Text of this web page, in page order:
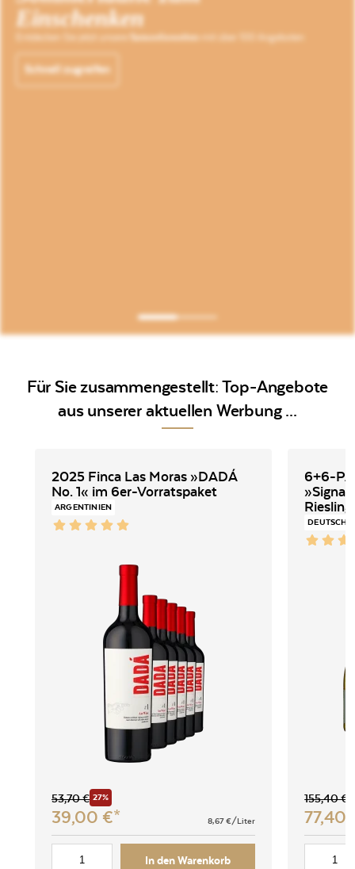
Einschenken
Entdecken Sie jetzt unsere Saisonfavoriten mit über 100 Angeboten
Schnell zugreifen
Für Sie zusammengestellt: Top-Angebote
aus unserer aktuellen Werbung ...
2025 Finca Las Moras »DADÁ
No. 1« im 6er-Vorratspaket
ARGENTINIEN
8,67 €/Liter
53,70€ 27%
39,00 €
In den Warenkorb
6+6-
155,40€
77,40